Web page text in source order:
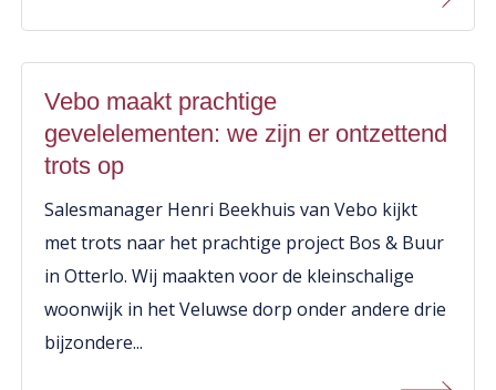
Vebo maakt prachtige
gevelelementen: we zijn er ontzettend
trots op
Salesmanager Henri Beekhuis van Vebo kijkt
met trots naar het prachtige project Bos & Buur
in Otterlo. Wij maakten voor de kleinschalige
woonwijk in het Veluwse dorp onder andere drie
bijzondere...